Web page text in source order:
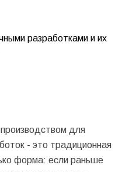
разработками и их
производством для
- это традиционная
форма: если раньше